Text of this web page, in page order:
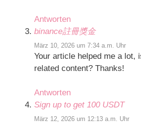
Antworten
binance註冊獎金
März 10, 2026 um 7:34 a.m. Uhr
Your article helped me a lot,
related content? Thanks!
Antworten
Sign up to get 100 USDT
März 12, 2026 um 12:13 a.m. Uhr